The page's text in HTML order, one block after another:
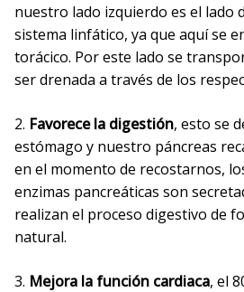
nuestro lado izquierdo es el lado
sistema linfático, ya que aquí se
torácico. Por este lado se
ser drenada a través de los
2. Favorece la digestión, esto se
estómago y nuestro páncreas
en el momento de recostarnos,
enzimas pancreáticas son
realizan el proceso digestivo de
natural.
3. Mejora la función cardiaca, el